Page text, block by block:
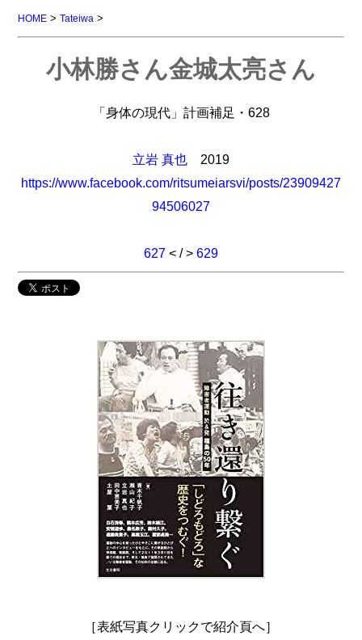
HOME >Tateiwa >
小林勝さん金城太亮さん
「身体の現代」計画補足・628
立岩 真也 2019
https://www.facebook.com/ritsumeiarsvi/posts/23909427
94506027
627 < / > 629
［表紙写真クリックで紹介頁へ］